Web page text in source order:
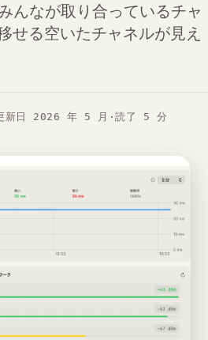
んなが取り合っているチャ
せる空いたチャネルが見え
新日 2026 年 5 月 ·読了 5 分